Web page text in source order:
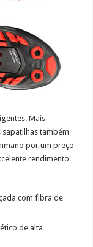
Mais
também
por um preço
rendimento
com fibra de
de alta